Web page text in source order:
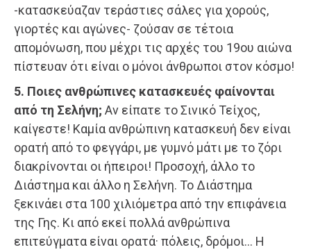
-κατασκεύαζαν τεράστιες σάλες για χορούς,
γιορτές και αγώνες- ζούσαν σε τέτοια
απομόνωση, που μέχρι τις αρχές του 19ου αιώνα
πίστευαν ότι είναι ο μόνοι άνθρωποι στον κόσμο!
5. Ποιες ανθρώπινες κατασκευές φαίνονται
από τη Σελήνη; Αν είπατε το Σινικό Τείχος,
καίγεστε! Καμία ανθρώπινη κατασκευή δεν είναι
ορατή από το φεγγάρι, με γυμνό μάτι με το ζόρι
διακρίνονται οι ήπειροι! Προσοχή, άλλο το
Διάστημα και άλλο η Σελήνη. Το Διάστημα
ξεκινάει στα 100 χιλιόμετρα από την επιφάνεια
της Γης. Κι από εκεί πολλά ανθρώπινα
επιτεύγματα είναι ορατά· πόλεις, δρόμοι… Η